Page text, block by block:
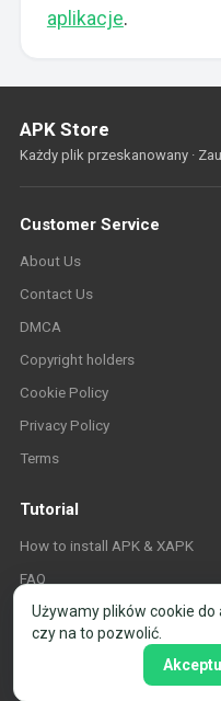
aplikacje.
APK Store
Każdy plik przeskanowany ·
Customer Service
About Us
Contact Us
DMCA
Copyright holders
Cookie Policy
Privacy Policy
Terms
Tutorial
How to install APK & XAPK
FAQ
© 2026 APK-
Używamy plików cookie do
czy na to pozwolić.